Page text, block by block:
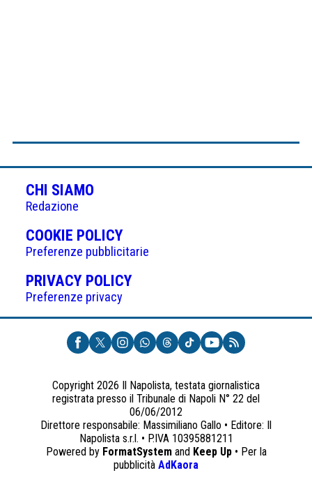
CHI SIAMO
Redazione
COOKIE POLICY(APRE
IN
UNA
NUOVA
Preferenze pubblicitarie
PRIVACY POLICY(APRE
UNA
NUOVA
SCHEDA)
Preferenze privacy
Copyright 2026 Il Napolista, testata giornalistica
registrata presso il Tribunale di Napoli N° 22 del
06/06/2012
Direttore responsabile: Massimiliano Gallo • Editore: Il
Napolista s.r.l. • P.IVA 10395881211
Powered by FormatSystemand Keep Up• Per la
pubblicità AdKaora